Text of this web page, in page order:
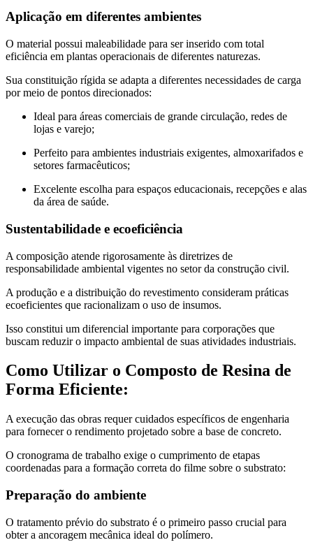
Aplicação em diferentes ambientes
O material possui maleabilidade para ser inserido com total
eficiência em plantas operacionais de diferentes naturezas.
Sua constituição rígida se adapta a diferentes necessidades de carga
por meio de pontos direcionados:
Ideal para áreas comerciais de grande circulação, redes de
lojas e varejo;
Perfeito para ambientes industriais exigentes, almoxarifados e
setores farmacêuticos;
Excelente escolha para espaços educacionais, recepções e alas
da área de saúde.
Sustentabilidade e ecoeficiência
A composição atende rigorosamente às diretrizes de
responsabilidade ambiental vigentes no setor da construção civil.
A produção e a distribuição do revestimento consideram práticas
ecoeficientes que racionalizam o uso de insumos.
Isso constitui um diferencial importante para corporações que
buscam reduzir o impacto ambiental de suas atividades industriais.
Como Utilizar o Composto de Resina de
Forma Eficiente:
A execução das obras requer cuidados específicos de engenharia
para fornecer o rendimento projetado sobre a base de concreto.
O cronograma de trabalho exige o cumprimento de etapas
coordenadas para a formação correta do filme sobre o substrato:
Preparação do ambiente
O tratamento prévio do substrato é o primeiro passo crucial para
obter a ancoragem mecânica ideal do polímero.